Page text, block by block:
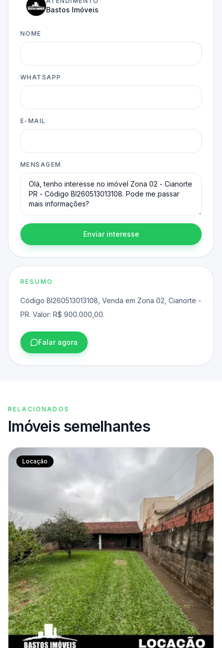
Bastos Imóveis
NOME
WHATSAPP
E-MAIL
MENSAGEM
Enviar interesse
RESUMO
Código BI260513013108, Venda em Zona 02, Cianorte -
PR. Valor: R$ 900.000,00.
Falar agora
RELACIONADOS
Imóveis semelhantes
Locação